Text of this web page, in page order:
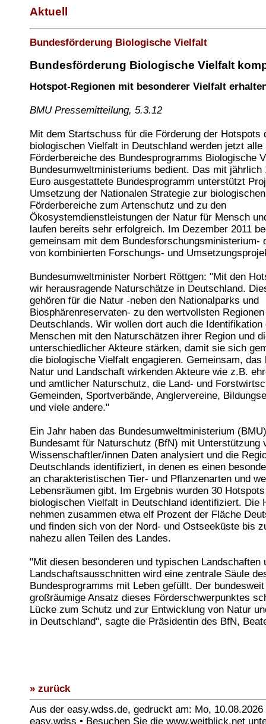
Aktuell
Bundesförderung Biologische Vielfalt
Bundesförderung Biologische Vielfalt
Hotspot-Regionen mit besonderer Vielfalt
BMU Pressemitteilung, 5.3.12
Mit dem Startschuss für die Förderung der Hotspots
biologischen Vielfalt in Deutschland werden jetzt alle
Förderbereiche des Bundesprogramms Biologische
Bundesumweltministeriums bedient. Das mit jährlich
Euro ausgestattete Bundesprogramm unterstützt
Umsetzung der Nationalen Strategie zur
Förderbereiche zum Artenschutz und zu den
Ökosystemdienstleistungen der Natur für Mensch
laufen bereits sehr erfolgreich. Im Dezember 2011
gemeinsam mit dem Bundesforschungsministerium-
von kombinierten Forschungs- und
Bundesumweltminister Norbert Röttgen: "Mit den
wir herausragende Naturschätze in Deutschland.
gehören für die Natur -neben den Nationalparks und
Biosphärenreservaten- zu den wertvollsten Regionen
Deutschlands. Wir wollen dort auch die Identifikation
Menschen mit den Naturschätzen ihrer Region und
unterschiedlicher Akteure stärken, damit sie sich
die biologische Vielfalt engagieren. Gemeinsam, das
Natur und Landschaft wirkenden Akteure wie z.B.
und amtlicher Naturschutz, die Land- und
Gemeinden, Sportverbände, Anglervereine,
und viele andere."
Ein Jahr haben das Bundesumweltministerium
Bundesamt für Naturschutz (BfN) mit Unterstützung
Wissenschaftler/innen Daten analysiert und die
Deutschlands identifiziert, in denen es einen
an charakteristischen Tier- und Pflanzenarten und
Lebensräumen gibt. Im Ergebnis wurden 30
biologischen Vielfalt in Deutschland identifiziert. Die
nehmen zusammen etwa elf Prozent der Fläche
und finden sich von der Nord- und Ostseeküste bis
nahezu allen Teilen des Landes.
"Mit diesen besonderen und typischen Landschaften
Landschaftsausschnitten wird eine zentrale Säule
Bundesprogramms mit Leben gefüllt. Der
großräumige Ansatz dieses Förderschwerpunktes
Lücke zum Schutz und zur Entwicklung von Natur
in Deutschland", sagte die Präsidentin des BfN,
» zurück
Aus der easy.wdss.de, gedruckt am: Mo,
easy.wdss • Besuchen Sie die www.weitblick.net